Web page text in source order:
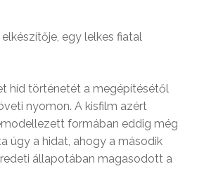
egy lelkes fiatal
híd történetét a megépítésétől
nyomon. A kisfilm azért
formában eddig még
úgy a hidat, ahogy a második
állapotában magasodott a